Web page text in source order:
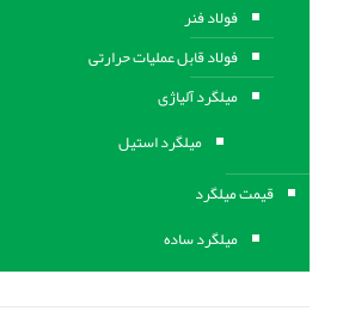
فولاد فنر
فولاد قابل عملیات حرارتی
ميلگرد آلیاژی
میلگرد استیل
قیمت میلگرد
میلگرد ساده